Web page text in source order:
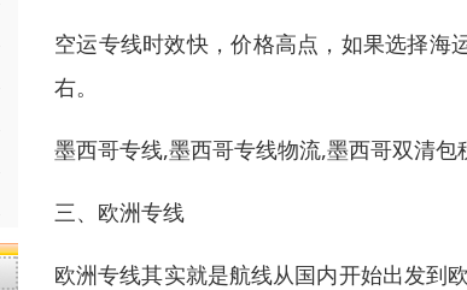
空运专线时效快，价格高点，如果选择海
右。
墨西哥专线,墨西哥专线物流,墨西哥双清包
三、欧洲专线
欧洲专线其实就是航线从国内开始出发到